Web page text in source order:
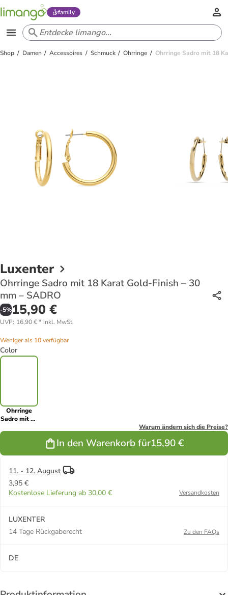
family
Shop Damen Accessoires Schmuck Ohrringe Ohrringe Sadro mit 18
Luxenter
Ohrringe Sadro mit 18 Karat Gold-Finish – 30
mm – SADRO
-5%15,90 €
UVP: 16,90 €* inkl. MwSt.
Weniger als 10 verfügbar
Color
Ohrringe
Sadro mit 18
Warum ändern sich die Preise?
In den Warenkorb für15,90 €
11. - 12. August
3,95 €
Kostenlose Lieferung ab 30,00 €
Versandkosten
LUXENTER
14 Tage Rückgaberecht
Zu den FAQs
DE